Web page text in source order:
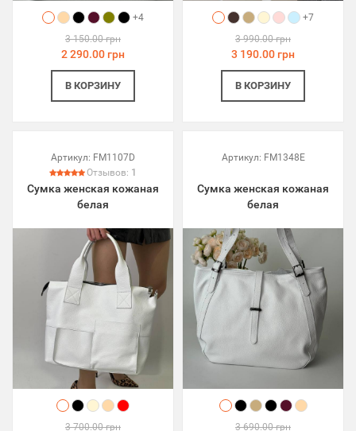
+4
3 150.00 грн
2 290.00 грн
В КОРЗИНУ
+7
3 990.00 грн
3 190.00 грн
В КОРЗИНУ
Артикул: FM1107D
Отзывов: 1
Сумка женская кожаная
белая
3 700.00 грн
Артикул: FM1348E
Сумка женская кожаная
белая
3 690.00 грн